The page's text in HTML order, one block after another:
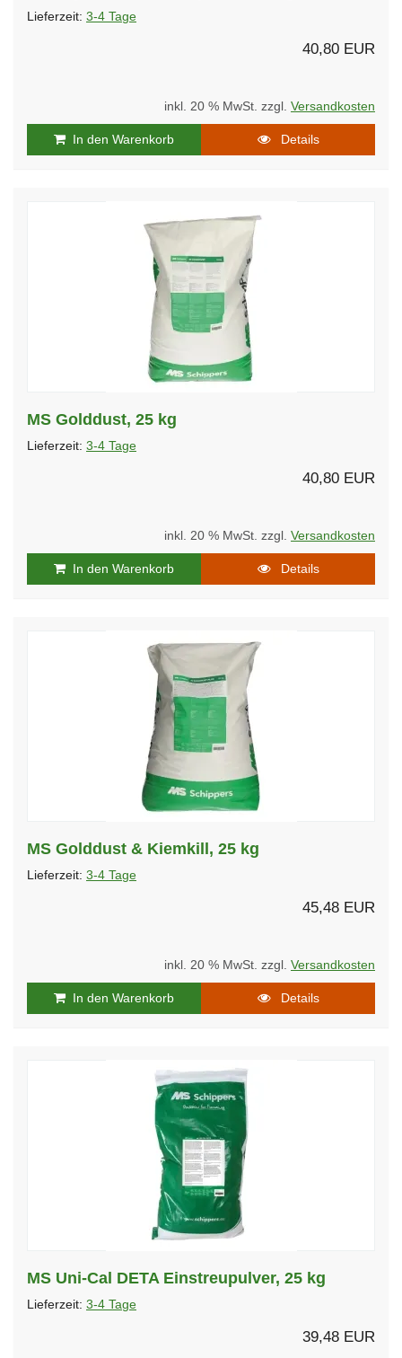
Lieferzeit: 3-4 Tage
40,80 EUR
inkl. 20 % MwSt. zzgl. Versandkosten
In den Warenkorb Details
MS Golddust, 25 kg
Lieferzeit: 3-4 Tage
40,80 EUR
inkl. 20 % MwSt. zzgl. Versandkosten
In den Warenkorb Details
MS Golddust & Kiemkill, 25 kg
Lieferzeit: 3-4 Tage
45,48 EUR
inkl. 20 % MwSt. zzgl. Versandkosten
In den Warenkorb Details
MS Uni-Cal DETA Einstreupulver, 25 kg
Lieferzeit: 3-4 Tage
39,48 EUR